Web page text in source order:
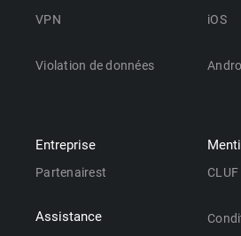
VPN
Violation de données
iOS
Entreprise
Partenairest
Assistance
CLUF